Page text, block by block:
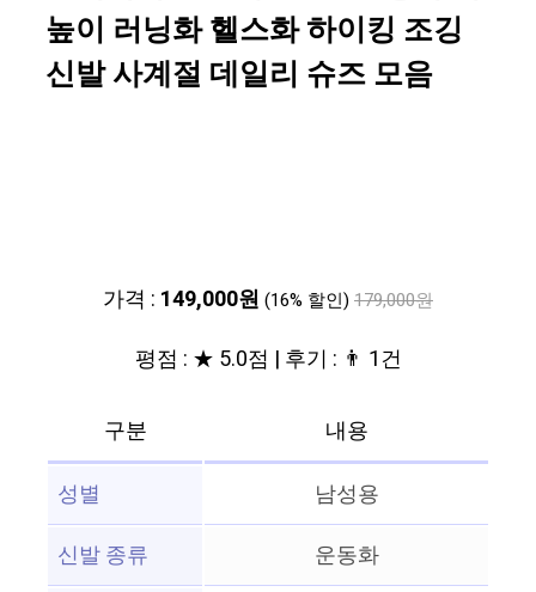
높이 러닝화 헬스화 하이킹 조깅
신발 사계절 데일리 슈즈 모음
가격 : 149,000원 (16% 할인) 179,000원
평점 : ★ 5.0점 | 후기 : 👨‍‍ 1건
구분
내용
성별
남성용
신발 종류
운동화